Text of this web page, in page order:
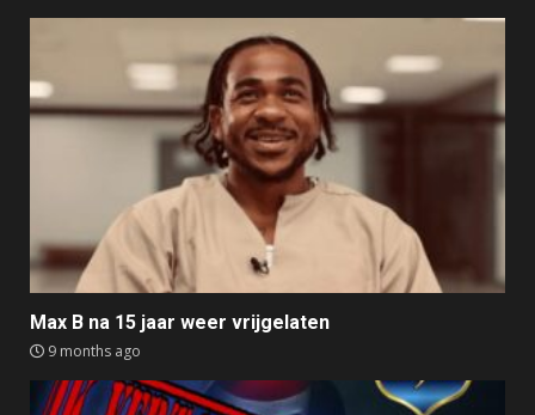
Max B na 15 jaar weer vrijgelaten
9 months ago